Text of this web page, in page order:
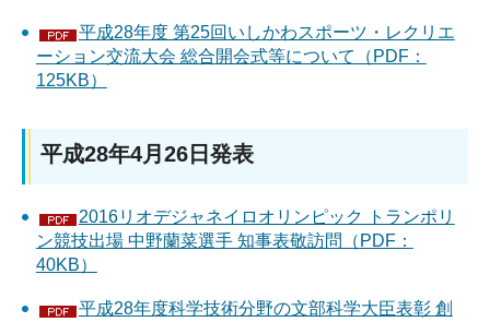
平成28年度 第25回いしかわスポーツ・レクリエ
ーション交流大会 総合開会式等について（PDF：
125KB）
平成28年4月26日発表
2016リオデジャネイロオリンピック トランポリ
ン競技出場 中野蘭菜選手 知事表敬訪問（PDF：
40KB）
平成28年度科学技術分野の文部科学大臣表彰 創